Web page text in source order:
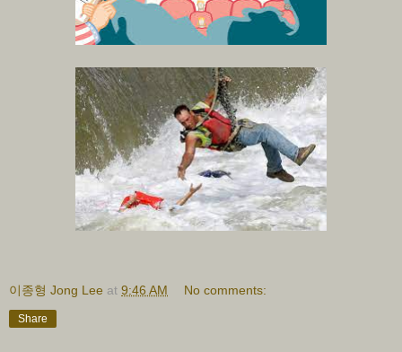
이종형 Jong Lee at 9:46 AM No comments:
Share